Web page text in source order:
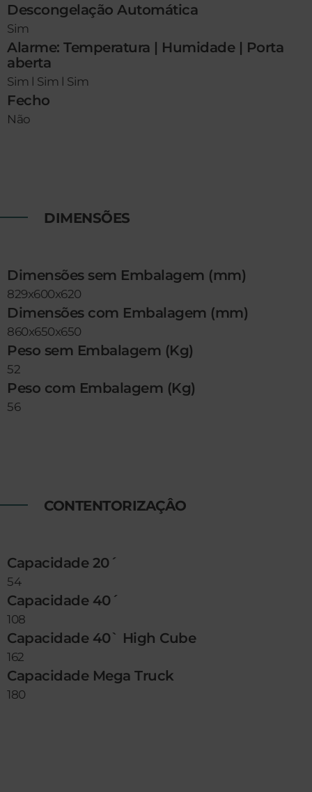
Descongelação Automática
Sim
Alarme: Temperatura | Humidade | Porta
aberta
Sim l Sim l Sim
Fecho
Não
DIMENSÕES
Dimensões sem Embalagem (mm)
829x600x620
Dimensões com Embalagem (mm)
860x650x650
Peso sem Embalagem (Kg)
52
Peso com Embalagem (Kg)
56
CONTENTORIZAÇÂO
Capacidade 20´
54
Capacidade 40´
108
Capacidade 40` High Cube
162
Capacidade Mega Truck
180